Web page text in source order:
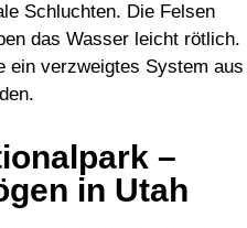
Schluchten. Die Felsen
das Wasser leicht rötlich.
ein verzweigtes System aus
–
in Utah